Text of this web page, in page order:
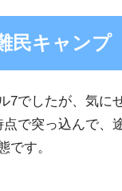
民キャンプ
7でしたが、気に
で突っ込んで、
です。